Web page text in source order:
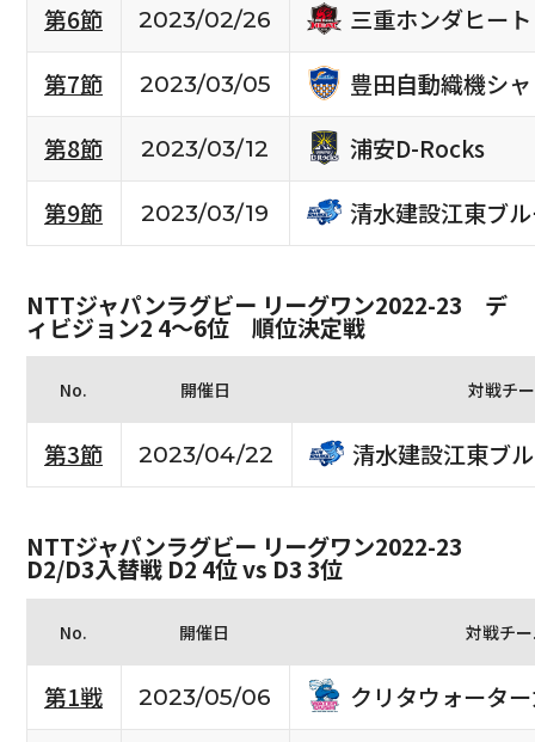
第6節
2023/02/26
三重ホンダヒート
第7節
2023/03/05
豊田自動織機シ
第8節
2023/03/12
浦安D-Rocks
第9節
2023/03/19 清水建設江東ブ
NTTジャパンラグビー リーグワン2022-23 デ
ィビジョン2 4〜6位 順位決定戦
No. 開催日 対戦チ
第3節 2023/04/22 清水建設江東ブ
NTTジャパンラグビー リーグワン2022-23
D2/D3入替戦 D2 4位 vs D3 3位
No. 開催日 対戦チ
第1戦 2023/05/06
クリタウォータ